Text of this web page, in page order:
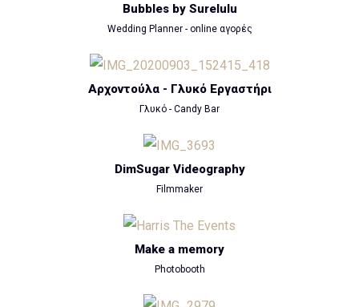
Bubbles by Surelulu
Wedding Planner - online αγορές
Αρχοντούλα - Γλυκό Εργαστήρι
Γλυκό - Candy Bar
DimSugar Videography
Filmmaker
Make a memory
Photobooth